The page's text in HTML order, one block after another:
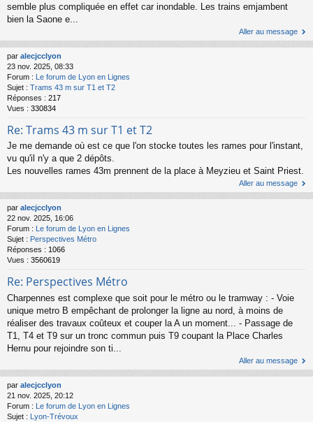
semble plus compliquée en effet car inondable. Les trains emjambent
bien la Saone e...
Aller au message
par alecjcclyon
23 nov. 2025, 08:33
Forum : Le forum de Lyon en Lignes
Sujet : Trams 43 m sur T1 et T2
Réponses : 217
Vues : 330834
Re: Trams 43 m sur T1 et T2
Je me demande où est ce que l'on stocke toutes les rames pour l'instant,
vu qu'il n'y a que 2 dépôts.
Les nouvelles rames 43m prennent de la place à Meyzieu et Saint Priest.
Aller au message
par alecjcclyon
22 nov. 2025, 16:06
Forum :
Le forum de Lyon en Lignes
Sujet : Perspectives Métro
Réponses : 1066
Vues : 3560619
Re: Perspectives Métro
Charpennes est complexe que soit pour le métro ou le tramway : - Voie
unique metro B empêchant de prolonger la ligne au nord, à moins de
réaliser des travaux coûteux et couper la A un moment... - Passage de
T1, T4 et T9 sur un tronc commun puis T9 coupant la Place Charles
Hernu pour rejoindre son ti...
Aller au message
par alecjcclyon
21 nov. 2025, 20:12
Forum : Le forum de Lyon en Lignes
Sujet : Lyon-Trévoux